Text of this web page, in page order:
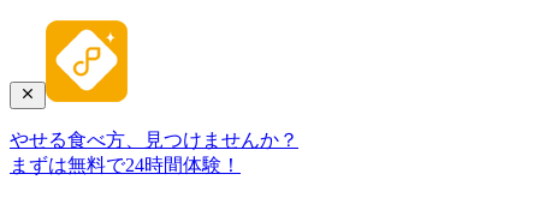
やせる食べ方、見つけませんか？
まずは無料で24時間体験！